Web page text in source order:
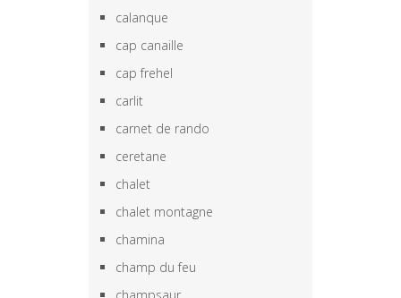
calanque
cap canaille
cap frehel
carlit
carnet de rando
ceretane
chalet
chalet montagne
chamina
champ du feu